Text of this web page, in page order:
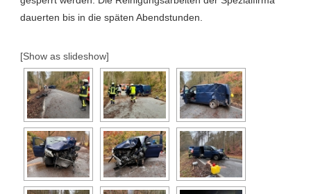
dauerten bis in die späten Abendstunden.
[Show as slideshow]